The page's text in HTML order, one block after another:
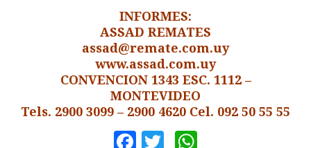
INFORMES:
ASSAD REMATES
assad@remate.com.uy
www.assad.com.uy
CONVENCION 1343 ESC. 1112 –
MONTEVIDEO
Tels. 2900 3099 – 2900 4620 Cel. 092 50 55 55
Facebook
Twitter